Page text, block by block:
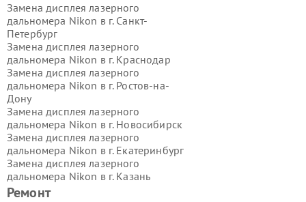
Ремонт
Замена дисплея лазерного
дальномера Nikon в г. Санкт-
Петербург
Замена дисплея лазерного
дальномера Nikon в г. Краснодар
Замена дисплея лазерного
дальномера Nikon в г. Ростов-на-
Дону
Замена дисплея лазерного
дальномера Nikon в г. Новосибирск
Замена дисплея лазерного
дальномера Nikon в г. Екатеринбург
Замена дисплея лазерного
дальномера Nikon в г. Казань
Замена дисплея лазерного